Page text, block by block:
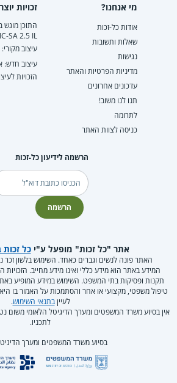
מי אנחנו?
אודות כל-זכות
שאלות ותשובות
נגישות
מדיניות הפרטיות והאתר
עדכונים אחרונים
תנו לנו משוב!
לתרומה
כניסה לצוות האתר
זכויות
SA 2.5 IL.
עיצוב
עיצוב חדש:
הזכויות
הרשמה לידיעון כל-זכות
דוא"ל
הרשמה
אתר "כל זכות" מופעל ע"יכל
האתר פונה לנשים וגברים כאחד. השימוש בלשון
המידע באתר הוא מידע כללי ואינו מידע מחייב.
תקנות ופסיקות בתי המשפט. השימוש במידע המופיע
טיפול משפטי, מקצועי או אחר והסתמכות על האמור בו
לעייןבתנאי השימוש.
אין בסיוע משרד המשפטים ומערך הדיגיטל הלאומי משום
לתכניו.
בסיוע משרד המשפטים ומערך